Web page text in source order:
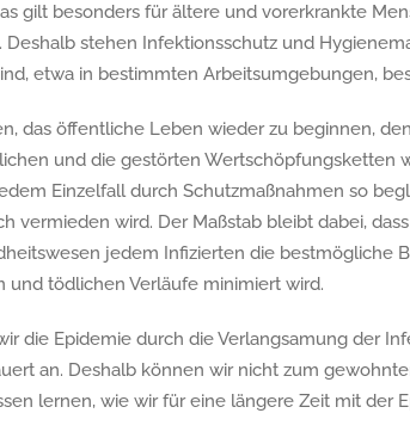
gilt besonders für ältere und vorerkrankte
stehen Infektionsschutz und
etwa in bestimmten Arbeitsumgebungen,
das öffentliche Leben wieder zu beginnen,
und die gestörten Wertschöpfungsketten
Einzelfall durch Schutzmaßnahmen so
vermieden wird. Der Maßstab bleibt dabei,
jedem Infizierten die bestmögliche
tödlichen Verläufe minimiert wird.
die Epidemie durch die Verlangsamung der
an. Deshalb können wir nicht zum
lernen, wie wir für eine längere Zeit mit der